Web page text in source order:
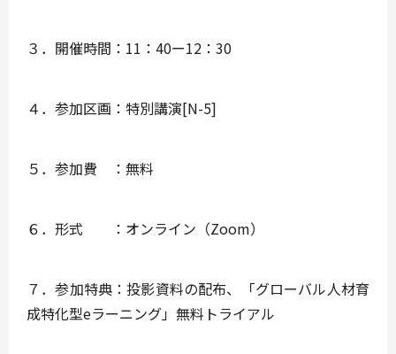
３．開催時間：11：40ー12：30
４．参加区画：特別講演[N-5]
５．参加費 ：無料
６．形式 ：オンライン（Zoom）
７．参加特典：投影資料の配布、「グローバル人材育
成特化型eラーニング」無料トライアル